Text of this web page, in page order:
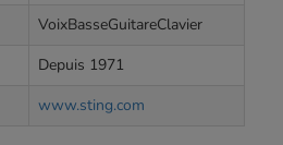
VoixBasseGuitareClavier
Depuis 1971
www.sting.com